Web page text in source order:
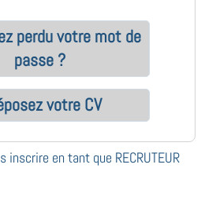
perdu votre mot de
passe ?
votre CV
inscrire en tant que RECRUTEUR